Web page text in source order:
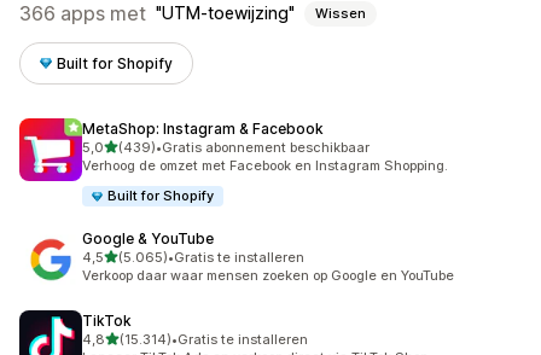
366 apps met UTM-toewijzing Wissen
Built for Shopify
MetaShop: Instagram & Facebook
5,0van 5 sterren
(439)
439 recensies in totaal
•Gratis abonnement beschikbaar
Verhoog de omzet met Facebook en Instagram Shopping.
Built for Shopify
Google & YouTube
4,5van 5 sterren
(5.065)
5065 recensies in totaal
•Gratis te installeren
Verkoop daar waar mensen zoeken op Google en YouTube
TikTok
4,8van 5 sterren
(15.314)
15314 recensies in totaal
•Gratis te installeren